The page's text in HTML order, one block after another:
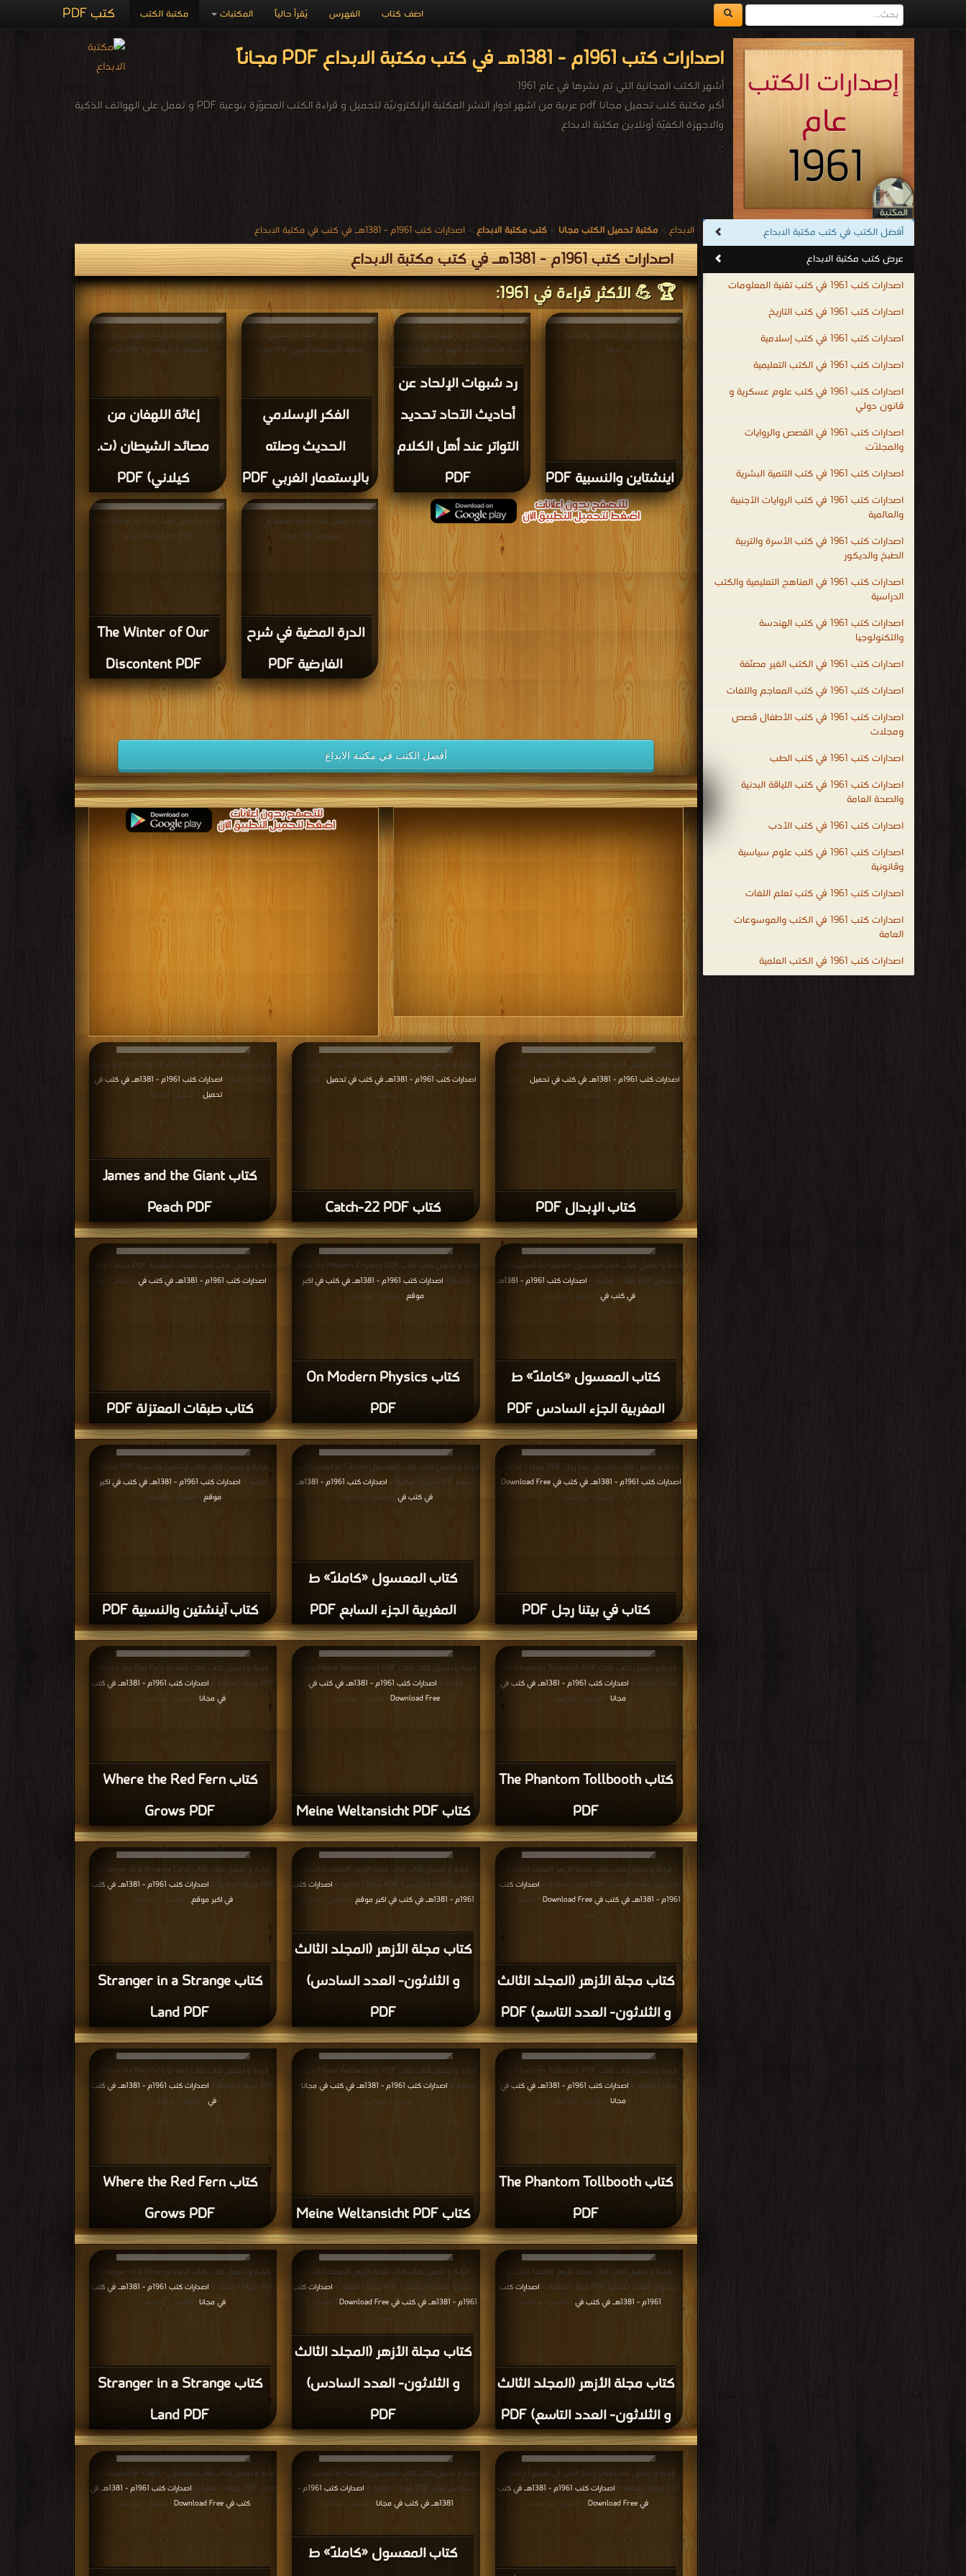
كتب PDF مكتبة الكتب المكتبات يُقرأ حالياً الفهرس اضف كتاب
اصدارات كتب 1961م - 1381هـ في كتب مكتبة الابداع PDF مجاناً
أشهر الكتب المجانية التي تم نشرها في عام 1961
أكبر مكتبة كتب تحميل مجانا pdf عربية من اشهر ادوار النشر المكتبة الإلكترونيّة لتحميل و قراءة الكتب المصوّرة بنوعية PDF و تعمل على الهواتف الذكية
والاجهزة الكفيّة أونلاين مكتبة الابداع
.
أفضل الكتب في كتب مكتبة الابداع
عرض كتب مكتبة الابداع
اصدارات كتب 1961 في كتب تقنية المعلومات
اصدارات كتب 1961 في كتب التاريخ
اصدارات كتب 1961 في كتب إسلامية
اصدارات كتب 1961 في الكتب التعليمية
اصدارات كتب 1961 في كتب علوم عسكرية و
قانون دولي
اصدارات كتب 1961 في القصص والروايات
والمجلّات
اصدارات كتب 1961 في كتب التنمية البشرية
اصدارات كتب 1961 في كتب الروايات الأجنبية
والعالمية
اصدارات كتب 1961 في كتب الأسرة والتربية
الطبخ والديكور
اصدارات كتب 1961 في المناهج التعليمية والكتب
الدراسية
اصدارات كتب 1961 في كتب الهندسة
والتكنولوجيا
اصدارات كتب 1961 في الكتب الغير مصنّفة
اصدارات كتب 1961 في كتب المعاجم واللغات
اصدارات كتب 1961 في كتب الأطفال قصص
ومجلات
اصدارات كتب 1961 في كتب الطب
اصدارات كتب 1961 في كتب اللياقة البدنية
والصحة العامة
اصدارات كتب 1961 في كتب الأدب
اصدارات كتب 1961 في كتب علوم سياسية
وقانونية
اصدارات كتب 1961 في كتب تعلم اللغات
اصدارات كتب 1961 في الكتب والموسوعات
العامة
اصدارات كتب 1961 في الكتب العلمية
الابداع > مكتبة تحميل الكتب مجانا > كتب مكتبة الابداع > اصدارات كتب 1961م - 1381هـ في كتب في مكتبة الابداع
اصدارات كتب 1961م - 1381هـ في كتب مكتبة الابداع
🏆 💪 الأكثر قراءة في 1961:
إغاثة اللهفان من
مصائد الشيطان (ت.
كيلاني) PDF
قراءة و تحميل كتاب إغاثة اللهفان من مصائد
الشيطان (ت. كيلاني) PDF مجانا
الفكر الإسلامي
الحديث وصلته
بالإستعمار الغربي PDF
قراءة و تحميل كتاب الفكر الإسلامي الحديث
وصلته بالإستعمار الغربي PDF مجانا
رد شبهات الإلحاد عن
أحاديث الآحاد تحديد
التواتر عند أهل الكلام
PDF
قراءة و تحميل كتاب رد شبهات الإلحاد عن
أحاديث الآحاد تحديد التواتر عند أهل الكلام
PDF مجانا
اينشتاين والنسبية PDF
مجانا
The Winter of Our
Discontent PDF
قراءة و تحميل كتاب The Winter of Our
Discontent PDF مجانا
الدرة المضية في شرح
الفارضية PDF
قراءة و تحميل كتاب الدرة المضية في شرح
الفارضية PDF مجانا
أفضل الكتب في مكتبة الابداع
كتاب James and the Giant
Peach PDF
قراءة و تحميل كتاب كتاب James and the Giant Peach PDF
مجانا | مكتبة >
اصدارات كتب 1961م - 1381هـ في كتب في
تحميل
| التحميل : مرة/مرات
كتاب Catch-22 PDF
قراءة و تحميل كتاب كتاب Catch-22 PDF مجانا | مكتبة >
اصدارات كتب 1961م - 1381هـ في كتب في تحميل
| التحميل :
مرة/مرات
كتاب الإبدال PDF
قراءة و تحميل كتاب كتاب الإبدال PDF مجانا | مكتبة >
اصدارات كتب 1961م - 1381هـ في كتب في تحميل
| التحميل :
مرة/مرات
كتاب طبقات المعتزلة PDF
قراءة و تحميل كتاب كتاب طبقات المعتزلة PDF مجانا | مكتبة
> اصدارات كتب 1961م - 1381هـ في كتب في
| التحميل : مرة/
مرات
كتاب On Modern Physics
PDF
قراءة و تحميل كتاب كتاب On Modern Physics PDF مجانا |
مكتبة >
اصدارات كتب 1961م - 1381هـ في كتب في اكبر
موقع | التحميل : مرة/مرات
كتاب المعسول «كاملاً» ط
المغربية الجزء السادس PDF
قراءة و تحميل كتاب كتاب المعسول «كاملاً» ط المغربية الجزء
السادس PDF مجانا | مكتبة >
اصدارات كتب 1961م - 1381هـ
في كتب في
| التحميل : مرة/مرات
كتاب آينشتين والنسبية PDF
قراءة و تحميل كتاب كتاب آينشتين والنسبية PDF مجانا |
مكتبة >
اصدارات كتب 1961م - 1381هـ في كتب في اكبر
موقع
| التحميل : مرة/مرات
كتاب المعسول «كاملاً» ط
المغربية الجزء السابع PDF
قراءة و تحميل كتاب كتاب المعسول «كاملاً» ط المغربية الجزء
السابع PDF مجانا | مكتبة >
اصدارات كتب 1961م - 1381هـ
في كتب في
| التحميل : مرة/مرات
كتاب في بيتنا رجل PDF
قراءة و تحميل كتاب كتاب في بيتنا رجل PDF مجانا | مكتبة >
اصدارات كتب 1961م - 1381هـ في كتب في Download Free
التحميل : مرة/مرات
كتاب Where the Red Fern
Grows PDF
قراءة و تحميل كتاب كتاب Where the Red Fern Grows
PDF مجانا | مكتبة >
اصدارات كتب 1961م - 1381هـ في كتب
في مجانا | التحميل : مرة/مرات
كتاب Meine Weltansicht PDF
قراءة و تحميل كتاب كتاب Meine Weltansicht PDF مجانا |
مكتبة >
اصدارات كتب 1961م - 1381هـ في كتب في
Download Free
| التحميل : مرة/مرات
كتاب The Phantom Tollbooth
PDF
قراءة و تحميل كتاب كتاب The Phantom Tollbooth PDF
مجانا | مكتبة >
اصدارات كتب 1961م - 1381هـ في كتب في
مجانا | التحميل : مرة/مرات
كتاب Stranger in a Strange
Land PDF
قراءة و تحميل كتاب كتاب Stranger in a Strange Land
PDF مجانا | مكتبة >
اصدارات كتب 1961م - 1381هـ في كتب
في اكبر موقع
| التحميل : مرة/مرات
كتاب مجلة الأزهر (المجلد الثالث
و الثلاثون- العدد السادس)
PDF
قراءة و تحميل كتاب كتاب مجلة الأزهر (المجلد الثالث و
الثلاثون- العدد السادس) PDF مجانا | مكتبة >
اصدارات كتب
1961م - 1381هـ في كتب في اكبر موقع
| التحميل : مرة/مرات
كتاب مجلة الأزهر (المجلد الثالث
و الثلاثون- العدد التاسع) PDF
قراءة و تحميل كتاب كتاب مجلة الأزهر (المجلد الثالث و
الثلاثون- العدد التاسع) PDF مجانا | مكتبة >
اصدارات كتب
1961م - 1381هـ في كتب في Download Free
| التحميل : مرة/
مرات
كتاب Where the Red Fern
Grows PDF
قراءة و تحميل كتاب كتاب Where the Red Fern Grows
PDF مجانا | مكتبة >
اصدارات كتب 1961م - 1381هـ في كتب
في
| التحميل : مرة/مرات
كتاب Meine Weltansicht PDF
قراءة و تحميل كتاب كتاب Meine Weltansicht PDF مجانا |
مكتبة > اصدارات كتب 1961م - 1381هـ في كتب في مجانا
التحميل : مرة/مرات
كتاب The Phantom Tollbooth
PDF
قراءة و تحميل كتاب كتاب The Phantom Tollbooth PDF
مجانا | مكتبة >
اصدارات كتب 1961م - 1381هـ في كتب في
مجانا | التحميل : مرة/مرات
كتاب Stranger in a Strange
Land PDF
قراءة و تحميل كتاب كتاب Stranger in a Strange Land
PDF مجانا | مكتبة >
اصدارات كتب 1961م - 1381هـ في كتب
في مجانا | التحميل : مرة/مرات
كتاب مجلة الأزهر (المجلد الثالث
و الثلاثون- العدد السادس)
PDF
قراءة و تحميل كتاب كتاب مجلة الأزهر (المجلد الثالث و
الثلاثون- العدد السادس) PDF مجانا | مكتبة >
اصدارات كتب
1961م - 1381هـ في كتب في Download Free
| التحميل : مرة/
مرات
كتاب مجلة الأزهر (المجلد الثالث
و الثلاثون- العدد التاسع) PDF
قراءة و تحميل كتاب كتاب مجلة الأزهر (المجلد الثالث و
الثلاثون- العدد التاسع) PDF مجانا | مكتبة >
اصدارات كتب
1961م - 1381هـ في كتب في
| التحميل : مرة/مرات
قراءة و تحميل كتاب كتاب المعسول «كاملاً» ط المغربية الجزء
الثالث PDF مجانا | مكتبة >
اصدارات كتب 1961م - 1381هـ في
كتب في Download Free
| التحميل : مرة/مرات
كتاب المعسول «كاملاً» ط
قراءة و تحميل كتاب كتاب المعسول «كاملاً» ط المغربية الجزء
السادس عشر PDF مجانا | مكتبة >
اصدارات كتب 1961م -
1381هـ في كتب في مجانا
| التحميل : مرة/مرات
قراءة و تحميل كتاب كتاب إعجاز البيان في تفسير أم القرآن
PDF مجانا | مكتبة >
اصدارات كتب 1961م - 1381هـ في كتب
في Download Free
| التحميل : مرة/مرات